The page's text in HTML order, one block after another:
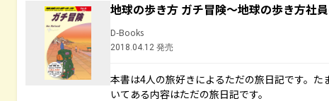
地球の歩き方 ガチ冒険～地球の歩き方社
D-Books
2018.04.12 発売
本書は4人の旅好きによるただの旅日記です。
いてある内容はただの旅日記です。